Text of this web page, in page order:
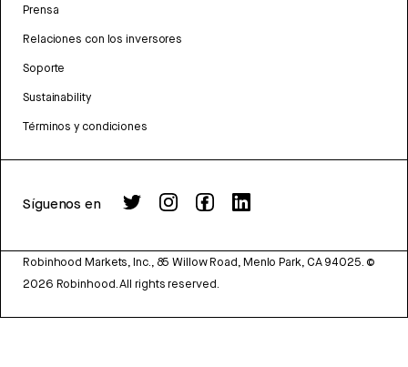
Prensa
Relaciones con los inversores
Soporte
Sustainability
Términos y condiciones
Síguenos en
Robinhood Markets, Inc., 85 Willow Road, Menlo Park, CA 94025. ©
2026 Robinhood. All rights reserved.